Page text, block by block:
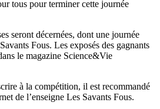
tous pour terminer cette journée
seront décernées, dont une journée
Fous. Les exposés des gagnants
le magazine Science&Vie
à la compétition, il est recommandé
de l’enseigne Les Savants Fous.